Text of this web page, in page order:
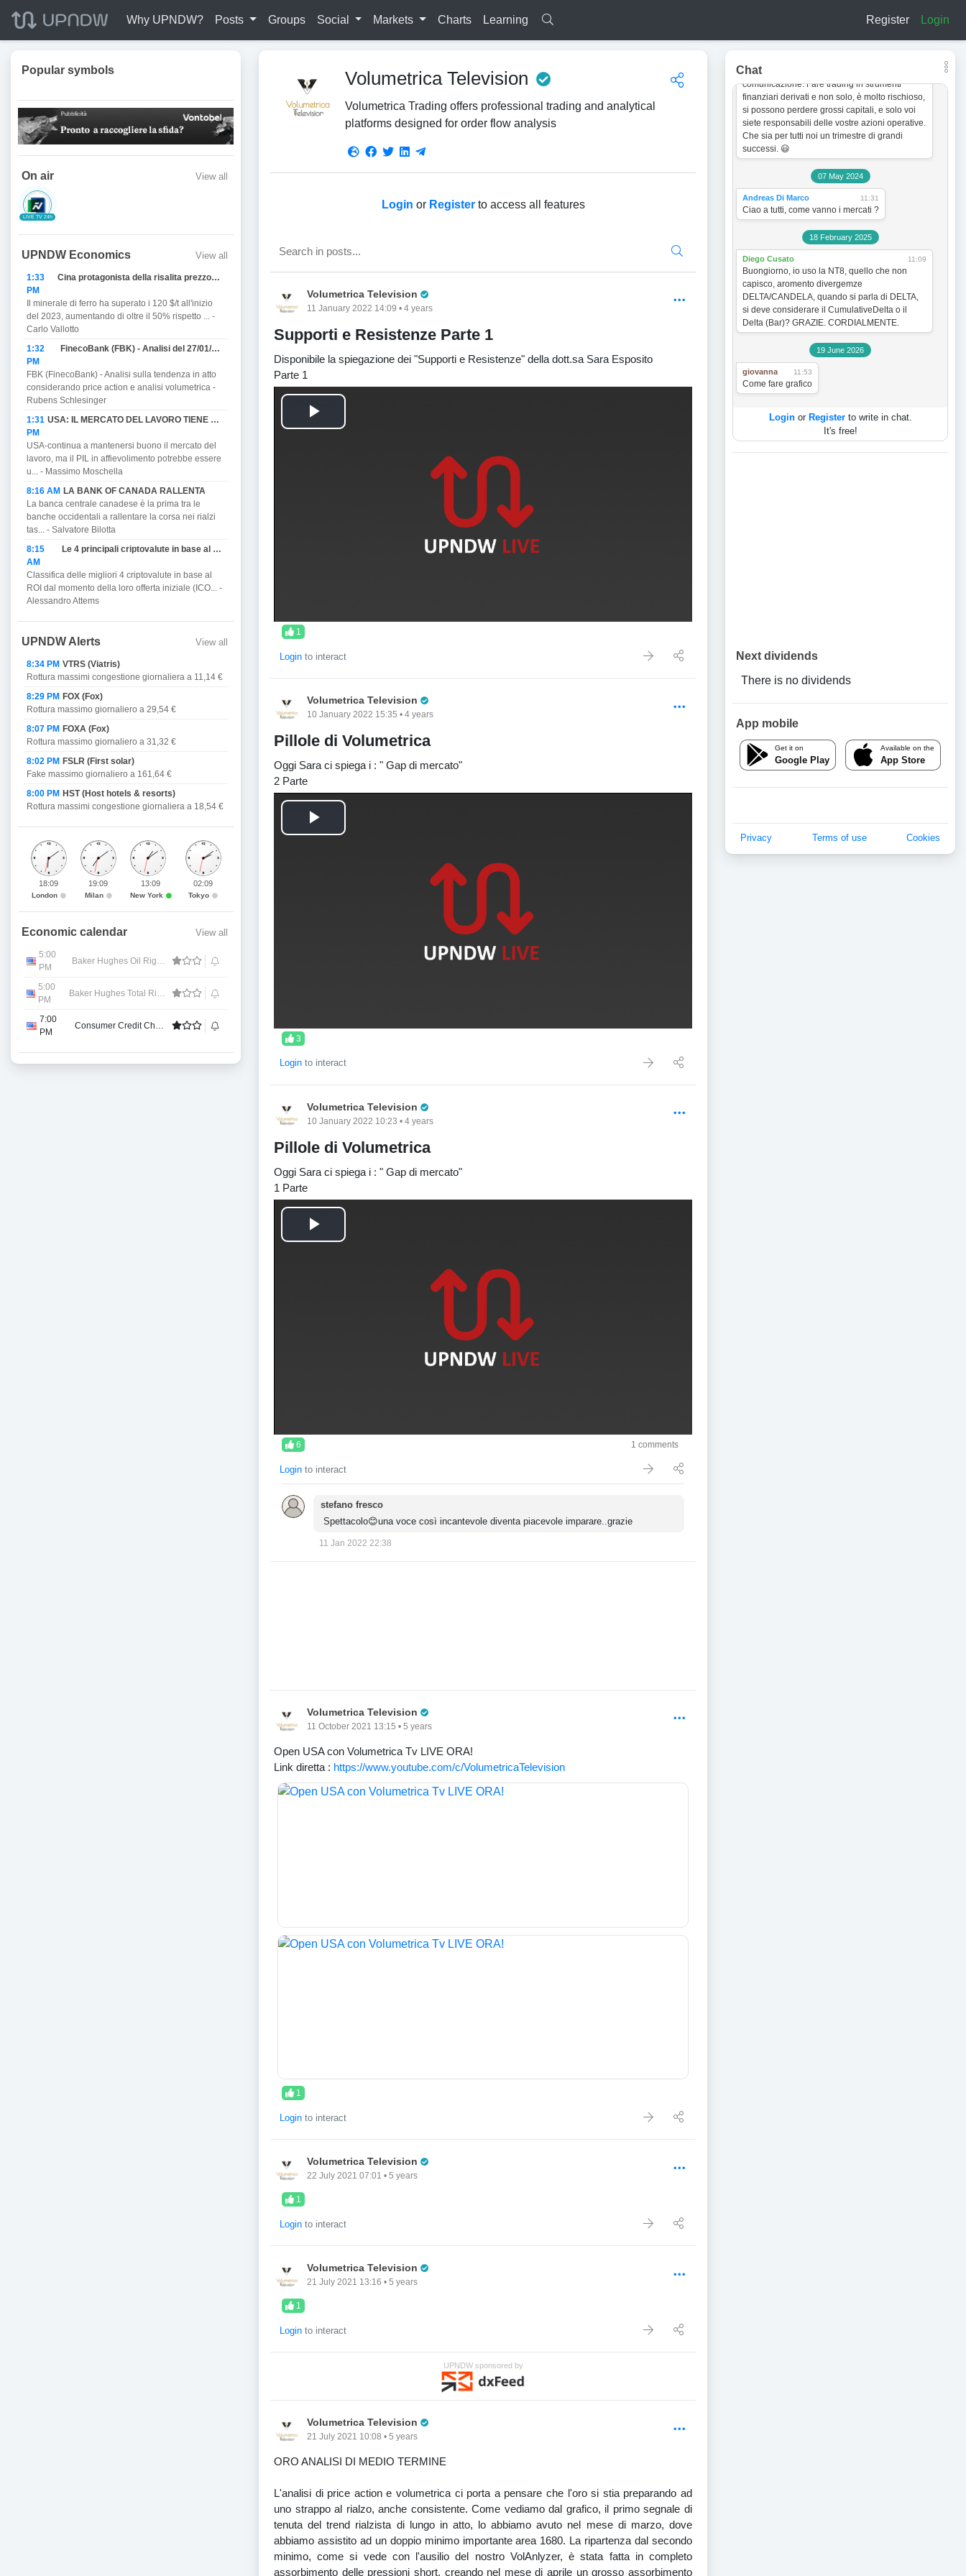
Why UPNDW? Posts Groups Social Markets Charts Learning Register Login
Volumetrica Television Pro Trader
Volumetrica Trading offers professional trading and analytical
platforms designed for order flow analysis
Login or Register to access all features
Volumetrica Television
11 January 2022 14:09 • 4 years
Supporti e Resistenze Parte 1
Disponibile la spiegazione dei "Supporti e Resistenze" della dott.sa Sara Esposito
Parte 1
P
d
e
1
Login to interact
Volumetrica Television
10 January 2022 15:35 • 4 years
Pillole di Volumetrica
Oggi Sara ci spiega i : " Gap di mercato"
2 Parte
P
d
e
3
Login to interact
Volumetrica Television
10 January 2022 10:23 • 4 years
Pillole di Volumetrica
Oggi Sara ci spiega i : " Gap di mercato"
1 Parte
P
d
e
o
6 1 comments
Login to interact
stefano fresco
Spettacolo😊una voce così incantevole diventa piacevole imparare..grazie
11 Jan 2022 22:38
Volumetrica Television
11 October 2021 13:15 • 5 years
Open USA con Volumetrica Tv LIVE ORA!
Link diretta : https://www.youtube.com/c/VolumetricaTelevision
1
Login to interact
Volumetrica Television
22 July 2021 07:01 • 5 years
1
Login to interact
Volumetrica Television
21 July 2021 13:16 • 5 years
1
Login to interact
UPNDW sponsored by
Volumetrica Television
21 July 2021 10:08 • 5 years
ORO ANALISI DI MEDIO TERMINE
L'analisi di price action e volumetrica ci porta a pensare che l'oro si stia preparando ad
uno strappo al rialzo, anche consistente. Come vediamo dal grafico, il primo segnale di
tenuta del trend rialzista di lungo in atto, lo abbiamo avuto nel mese di marzo, dove
abbiamo assistito ad un doppio minimo importante area 1680. La ripartenza dal secondo
minimo, come si vede con l'ausilio del nostro VolAnlyzer, è stata fatta in completo
assorbimento delle pressioni short, creando nel mese di aprile un grosso assorbimento
Popular symbols
On air View all
LIVE TV 24h
UPNDW Economics View all
1:33
PM
Cina protagonista della risalita prezzo del Ferro
Il minerale di ferro ha superato i 120 $/t all'inizio
del 2023, aumentando di oltre il 50% rispetto ... -
Carlo Vallotto
1:32
PM
FinecoBank (FBK) - Analisi del 27/01/2023
FBK (FinecoBank) - Analisi sulla tendenza in atto
considerando price action e analisi volumetrica -
Rubens Schlesinger
1:31
PM
USA: IL MERCATO DEL LAVORO TIENE MA PROMETTE DI AFFIEVOLIRSI CON IL PIL E MINACCIA RECESSIONE.
USA-continua a mantenersi buono il mercato del
lavoro, ma il PIL in affievolimento potrebbe essere
u... - Massimo Moschella
8:16 AM LA BANK OF CANADA RALLENTA
La banca centrale canadese è la prima tra le
banche occidentali a rallentare la corsa nei rialzi
tas... - Salvatore Bilotta
8:15
AM
Le 4 principali criptovalute in base al ROI.
Classifica delle migliori 4 criptovalute in base al
ROI dal momento della loro offerta iniziale (ICO... -
Alessandro Attems
UPNDW Alerts View all
8:34 PM VTRS (Viatris)
Rottura massimi congestione giornaliera a 11,14 €
8:29 PM FOX (Fox)
Rottura massimo giornaliero a 29,54 €
8:07 PM FOXA (Fox)
Rottura massimo giornaliero a 31,32 €
8:02 PM FSLR (First solar)
Fake massimo giornaliero a 161,64 €
8:00 PM HST (Host hotels & resorts)
Rottura massimi congestione giornaliera a 18,54 €
18:09
London
19:09
Milan
13:09
New York
02:09
Tokyo
Economic calendar View all
5:00
PM
Baker Hughes Oil Rig Count
5:00
PM
Baker Hughes Total Rigs Count
7:00
PM
Consumer Credit Change
Chat
In quanto tale non vogliono incentivare in
cambiamento senza obbligo di preventiva
comunicazione. Fare trading in strumenti
finanziari derivati e non solo, è molto rischioso,
si possono perdere grossi capitali, e solo voi
siete responsabili delle vostre azioni operative.
Che sia per tutti noi un trimestre di grandi
successi. 😃
07 May 2024
Andreas Di Marco 11:31
Ciao a tutti, come vanno i mercati ?
18 February 2025
Diego Cusato 11:09
Buongiorno, io uso la NT8, quello che non
capisco, aromento divergemze
DELTA/CANDELA, quando si parla di DELTA,
si deve considerare il CumulativeDelta o il
Delta (Bar)? GRAZIE. CORDIALMENTE.
19 June 2026
giovanna 11:53
Come fare grafico
Loginor Registerto write in chat.
It's free!
Next dividends
There is no dividends
App mobile
Get it on
Google Play
Available on the
App Store
Privacy Terms of use Cookies